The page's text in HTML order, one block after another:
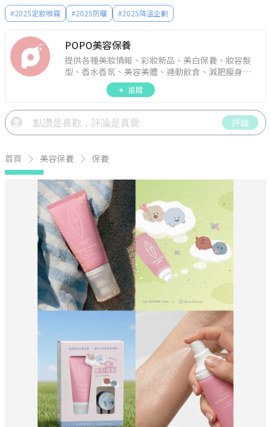
#2025定妝噴霧 #2025防曬 #2025降溫企劃
POPO美容保養
提供各種美妝情報、彩妝新品、美白保養、妝容髮
型、香水香氛、美容美體、運動飲食、減肥瘦身、
週年慶資訊。
追蹤
評論
首頁 美容保養 保養